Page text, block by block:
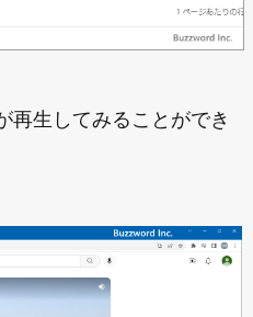
再生してみることができ